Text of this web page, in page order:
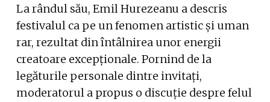
La rândul său, Emil Hurezeanu a descris
festivalul ca pe un fenomen artistic și uman
rar, rezultat din întâlnirea unor energii
creatoare excepționale. Pornind de la
legăturile personale dintre invitați,
moderatorul a propus o discuție despre felul